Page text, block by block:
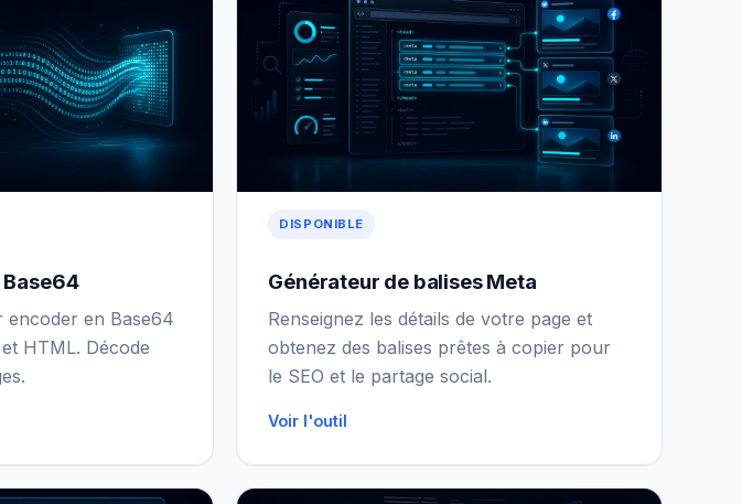
encoder en Base64
HTML. Décode
DISPONIBLE
Générateur de balises Meta
Renseignez les détails de votre page et
obtenez des balises prêtes à copier pour
le SEO et le partage social.
Voir l'outil